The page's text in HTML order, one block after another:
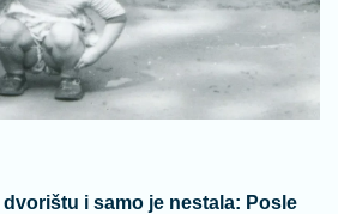
dvorištu i samo je nestala: Posle